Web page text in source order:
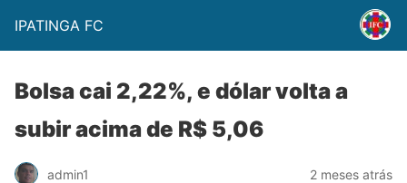
IPATINGA FC
Bolsa cai 2,22%, e dólar volta a
subir acima de R$ 5,06
admin1 2 meses atrás